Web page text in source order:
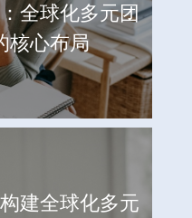
全球化多元团
核心布局
建全球化多元